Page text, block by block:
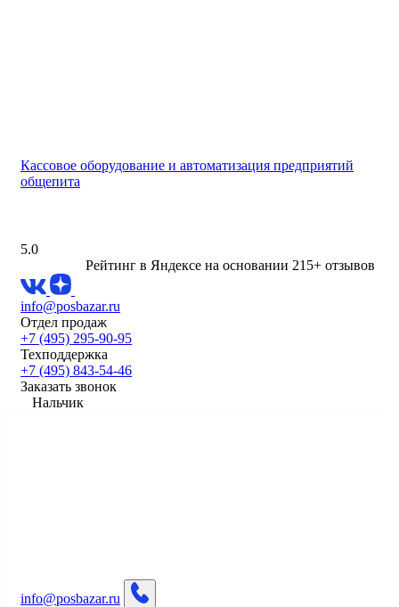
Кассовое оборудование и автоматизация предприятий
общепита
5.0
Рейтинг в Яндексе на основании 215+ отзывов
info@posbazar.ru
Отдел продаж
+7 (495) 295-90-95
Техподдержка
+7 (495) 843-54-46
Заказать звонок
Нальчик
info@posbazar.ru